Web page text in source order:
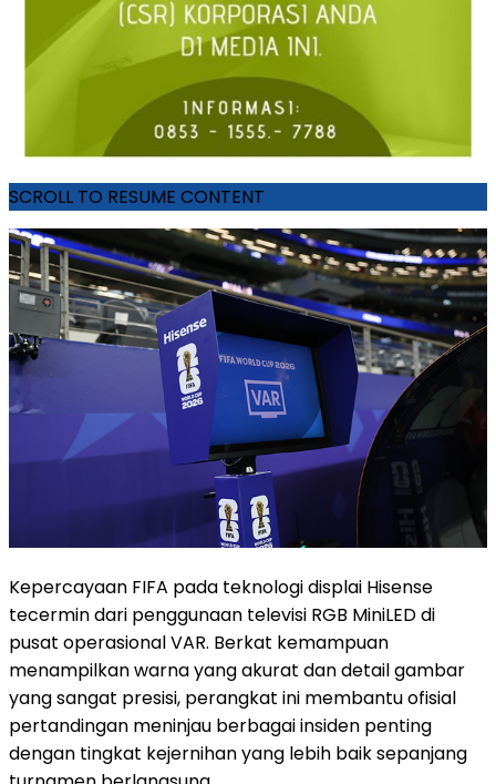
SCROLL TO RESUME CONTENT
Kepercayaan FIFA pada teknologi displai Hisense
tecermin dari penggunaan televisi RGB MiniLED di
pusat operasional VAR. Berkat kemampuan
menampilkan warna yang akurat dan detail gambar
yang sangat presisi, perangkat ini membantu ofisial
pertandingan meninjau berbagai insiden penting
dengan tingkat kejernihan yang lebih baik sepanjang